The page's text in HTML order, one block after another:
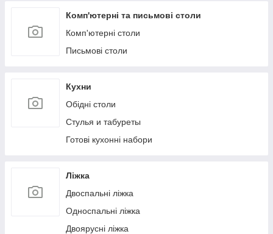
Комп'ютерні та письмові столи
Комп'ютерні столи
Письмові столи
Кухни
Обідні столи
Стулья и табуреты
Готові кухонні набори
Ліжка
Двоспальні ліжка
Односпальні ліжка
Двоярусні ліжка